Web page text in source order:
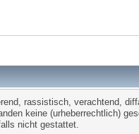
rassistisch, verachtend,
keine (urheberrechtlich)
nicht gestattet.